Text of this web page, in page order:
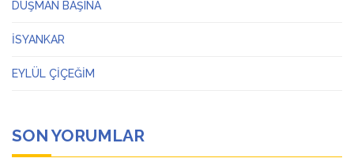
DÜŞMAN BAŞINA
İSYANKAR
EYLÜL ÇİÇEĞİM
SON YORUMLAR